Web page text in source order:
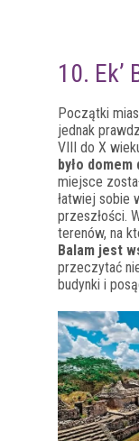
10. Ek’
Początki
jednak
VIII do X
było
miejsce
łatwiej sobie
przeszłości.
terenów, na
Balam jest
przeczytać
budynki i